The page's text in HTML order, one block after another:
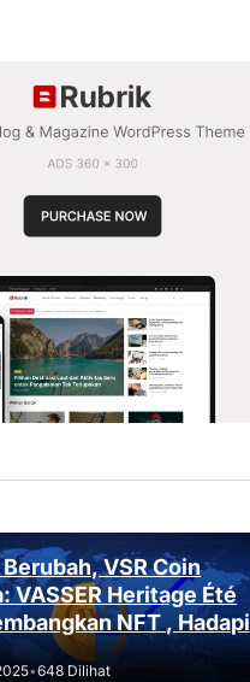
Berubah, VSR Coin
VASSER Heritage Été
NFT , Hadapi
Regulasi!
•648 Dilihat